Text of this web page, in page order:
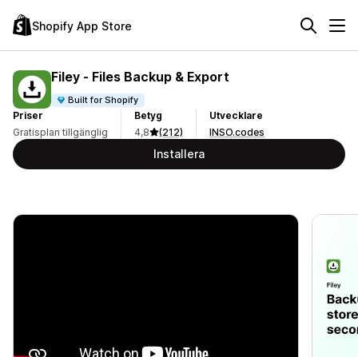
Shopify App Store
Filey ‑ Files Backup & Export
Built for Shopify
Priser
Gratisplan tillgänglig
Betyg
4,8
(212)
Utvecklare
INSO.codes
Installera